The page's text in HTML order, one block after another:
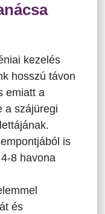
kezelés
hosszú távon
emiatt a
a szájüregi
is
8 havona
és